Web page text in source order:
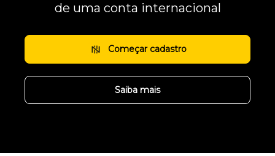
de uma conta internacional
Começar cadastro
Saiba mais